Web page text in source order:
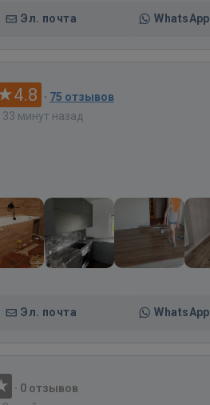
Эл. почта WhatsApp
4.8 · 75 отзывов
минут назад
Эл. почта WhatsApp
· 0 отзывов